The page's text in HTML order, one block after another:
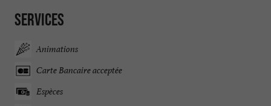
Services
Animations
Carte Bancaire acceptée
Espèces